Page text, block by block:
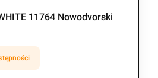
11764 Nowodvorski